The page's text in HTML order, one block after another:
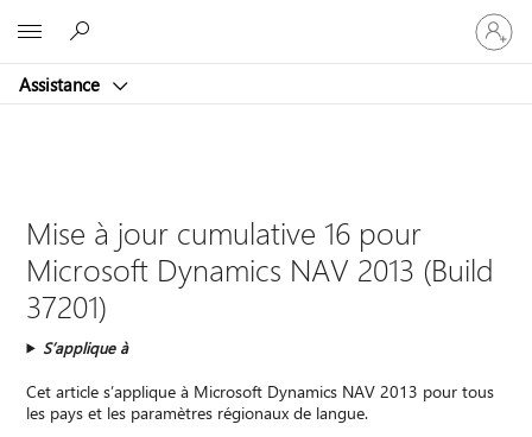
Assistance
vous
à
compte
Mise à jour cumulative 16 pour
Microsoft Dynamics NAV 2013 (Build
37201)
S’applique à
Cet article s’applique à Microsoft Dynamics NAV 2013 pour tous
les pays et les paramètres régionaux de langue.